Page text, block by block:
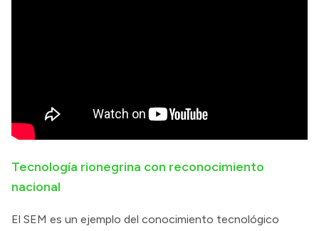
Tecnología rionegrina con reconocimiento
nacional
El SEM es un ejemplo del conocimiento tecnológico